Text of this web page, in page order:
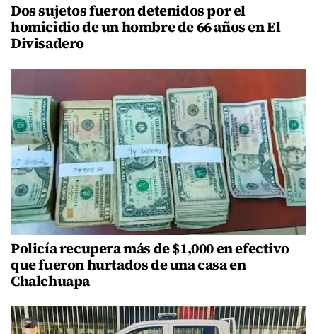
Dos sujetos fueron detenidos por el
homicidio de un hombre de 66 años en El
Divisadero
Policía recupera más de $1,000 en efectivo
que fueron hurtados de una casa en
Chalchuapa